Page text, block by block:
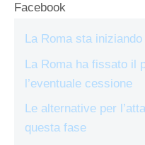
Facebook
La Roma sta
La Roma ha fissato il
l’eventuale cessione
Le alternative per
questa fase